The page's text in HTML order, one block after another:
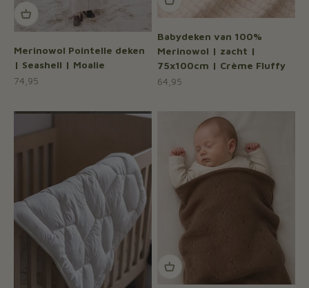
Merinowol Pointelle deken
| Seashell | Moalie
Aanbiedingsprijs
74,95
Babydeken van 100%
Merinowol | zacht |
75x100cm | Crème Fluffy
Aanbiedingsprijs
64,95